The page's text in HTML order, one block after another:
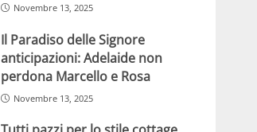
Novembre 13, 2025
Il Paradiso delle Signore
anticipazioni: Adelaide non
perdona Marcello e Rosa
Novembre 13, 2025